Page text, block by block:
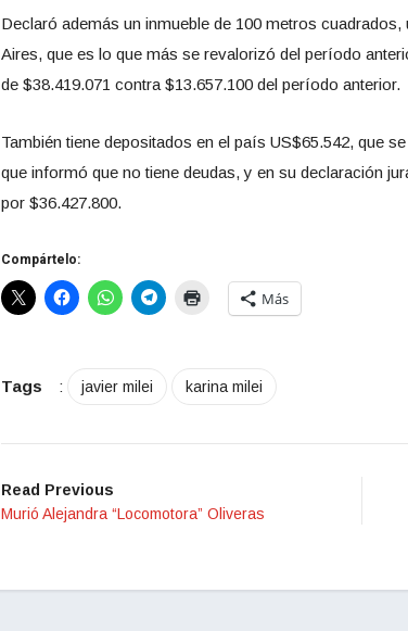
Declaró además un inmueble de 100 metros
Aires, que es lo que más se revalorizó del período
de $38.419.071 contra $13.657.100 del período anterior.
También tiene depositados en el país US$65.542, que
que informó que no tiene deudas, y en su declaración
por $36.427.800.
Compártelo:
Más
Tags : javier milei karina milei
Read Previous
Murió Alejandra “Locomotora” Oliveras